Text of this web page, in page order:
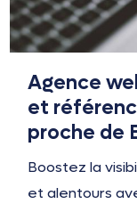
Agence
et
proche de
Boostez la
et alentours